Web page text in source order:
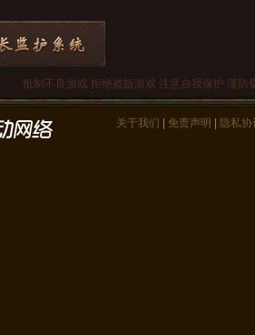
抵制不良游戏 拒绝盗版游戏 注意自我保护 谨
关于我们 免责声明 隐私协